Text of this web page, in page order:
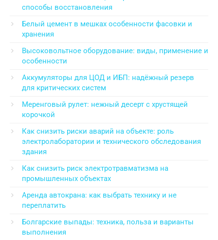
способы восстановления
Белый цемент в мешках особенности фасовки и
хранения
Высоковольтное оборудование: виды, применение и
особенности
Аккумуляторы для ЦОД и ИБП: надёжный резерв
для критических систем
Меренговый рулет: нежный десерт с хрустящей
корочкой
Как снизить риски аварий на объекте: роль
электролаборатории и технического обследования
здания
Как снизить риск электротравматизма на
промышленных объектах
Аренда автокрана: как выбрать технику и не
переплатить
Болгарские выпады: техника, польза и варианты
выполнения